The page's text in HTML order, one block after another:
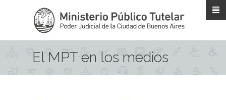
El MPT en los medios